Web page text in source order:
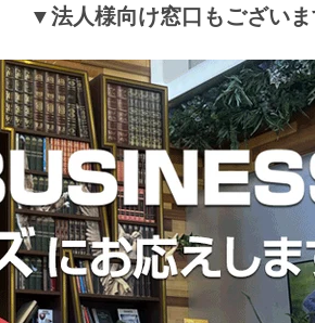
▼法人様向け窓口もござい